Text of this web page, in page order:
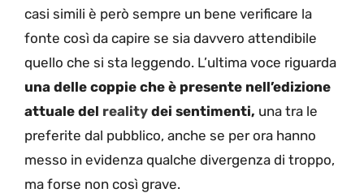
casi simili è però sempre un bene verificare la
fonte così da capire se sia davvero attendibile
quello che si sta leggendo. L’ultima voce riguarda
una delle coppie che è presente nell’edizione
attuale del reality dei sentimenti, una tra le
preferite dal pubblico, anche se per ora hanno
messo in evidenza qualche divergenza di troppo,
ma forse non così grave.